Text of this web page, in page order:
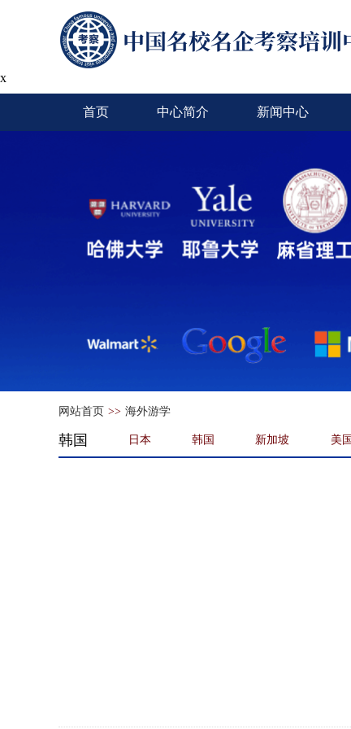
x
首页 中心简介 新闻中心
网站首页 >> 海外游学
韩国 日本 韩国 新加坡 美国